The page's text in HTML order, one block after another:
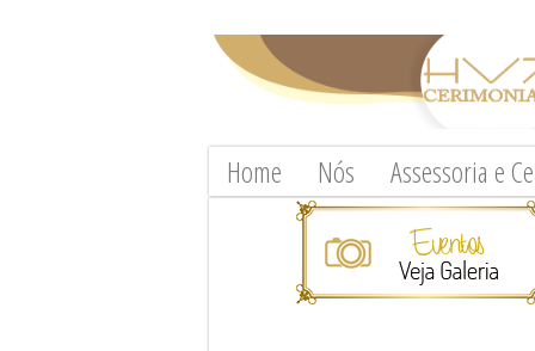
Home Nós Assessoria e